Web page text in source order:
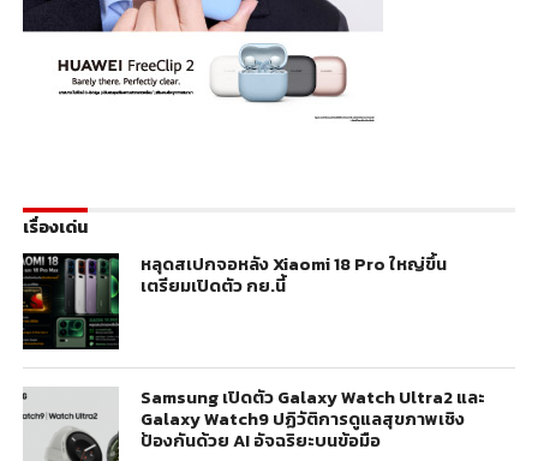
เรื่องเด่น
หลุดสเปกจอหลัง Xiaomi 18 Pro ใหญ่ขึ้น
เตรียมเปิดตัว กย.นี้
Samsung เปิดตัว Galaxy Watch Ultra2 และ
Galaxy Watch9 ปฏิวัติการดูแลสุขภาพเชิง
ป้องกันด้วย AI อัจฉริยะบนข้อมือ